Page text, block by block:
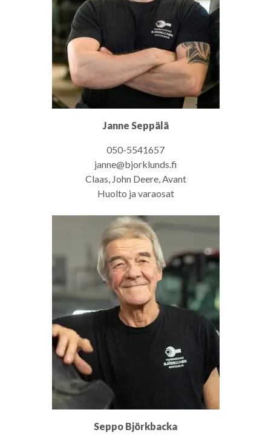
Janne Seppälä
050-5541657
janne@bjorklunds.fi
Claas, John Deere, Avant
Huolto ja varaosat
Seppo Björkbacka